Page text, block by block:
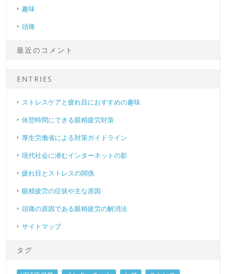
趣味
頭痛
最近のコメント
ENTRIES
ストレスケアと疲れ目におすすめの趣味
休憩時間にできる眼精疲労対策
厚生労働省による対策ガイドライン
現代社会に潜むインターネットの影
疲れ目とストレスの関係
眼精疲労の症状や主な原因
頭痛の原因である眼精疲労の解消法
サイトマップ
タグ